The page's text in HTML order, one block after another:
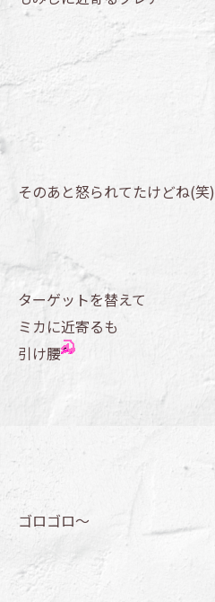
そのあと怒られてたけどね(笑)
ターゲットを替えて
ミカに近寄るも
引け腰
ゴロゴロ～